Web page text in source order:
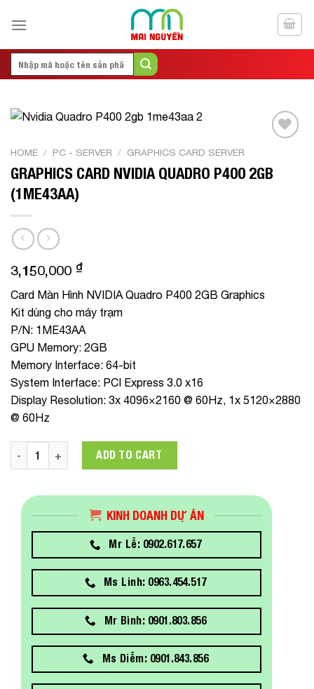
Search
HOME / PC - SERVER / GRAPHICS CARD SERVER
GRAPHICS CARD NVIDIA QUADRO P400 2GB
(1ME43AA)
3,150,000 ₫
Card Màn Hình NVIDIA Quadro P400 2GB Graphics
Kit dùng cho máy trạm
P/N: 1ME43AA
GPU Memory: 2GB
Memory Interface: 64-bit
System Interface: PCI Express 3.0 x16
Display Resolution: 3x 4096×2160 @ 60Hz, 1x 5120×2880
@ 60Hz
GRAPHICS CARD NVIDIA QUADRO P400 2GB (1ME43AA)
ADD TO CART
KINH DOANH DỰ ÁN
Mr Lễ: 0902.617.657
Ms Linh: 0963.454.517
Mr Bình: 0901.803.856
Ms Diễm: 0901.843.856